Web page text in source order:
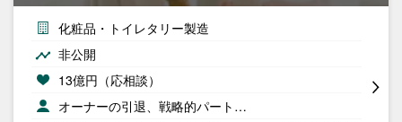
化粧品・トイレタリー製造
非公開
13億円（応相談）
オーナーの引退、戦略的パート…